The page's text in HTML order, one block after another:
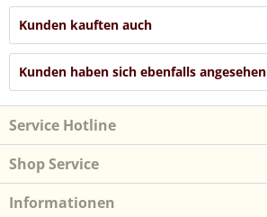
Kunden kauften auch
Kunden haben sich ebenfalls angesehen
Service Hotline
Shop Service
Informationen